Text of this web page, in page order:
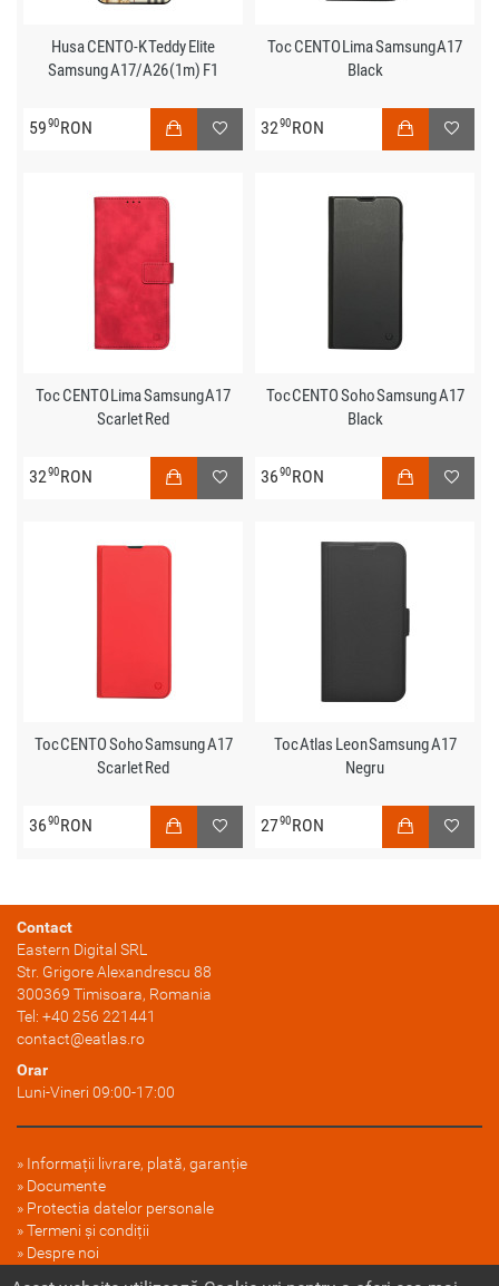
Husa CENTO-K Teddy Elite
Samsung A17/A26 (1m) F1
5990RON
Toc CENTO Lima Samsung A17
Black
3290RON
Toc CENTO Lima Samsung A17
Scarlet Red
3290RON
Toc CENTO Soho Samsung A17
Black
3690RON
Toc CENTO Soho Samsung A17
Scarlet Red
3690RON
Toc Atlas Leon Samsung A17
Negru
2790RON
Contact
Eastern Digital SRL
Str. Grigore Alexandrescu 88
300369 Timisoara, Romania
Tel: +40 256 221441
contact@eatlas.ro
Orar
Luni-Vineri 09:00-17:00
Informații livrare, plată, garanție
Documente
Protectia datelor personale
Termeni și condiții
Despre noi